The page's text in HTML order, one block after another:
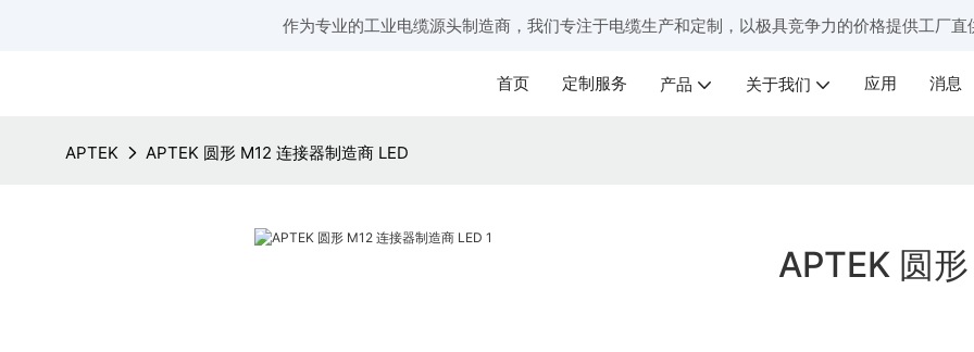
作为专业的工业电缆源头制造商，我们专注于电缆生产和定制，以极具竞争力的价格提供工厂
首页 定制服务 产品 关于我们 应用 消息
APTEK APTEK 圆形 M12 连接器制造商 LED
APTEK 圆